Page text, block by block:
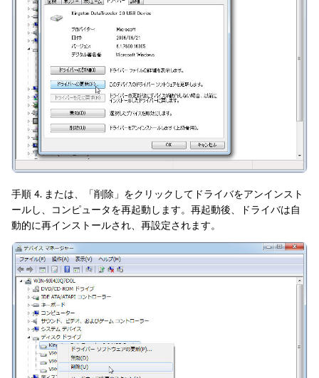
手順 4. または、「削除」をクリックしてドライバをアンインスト
ールし、コンピュータを再起動します。再起動後、ドライバは自
動的に再インストールされ、再設定されます。